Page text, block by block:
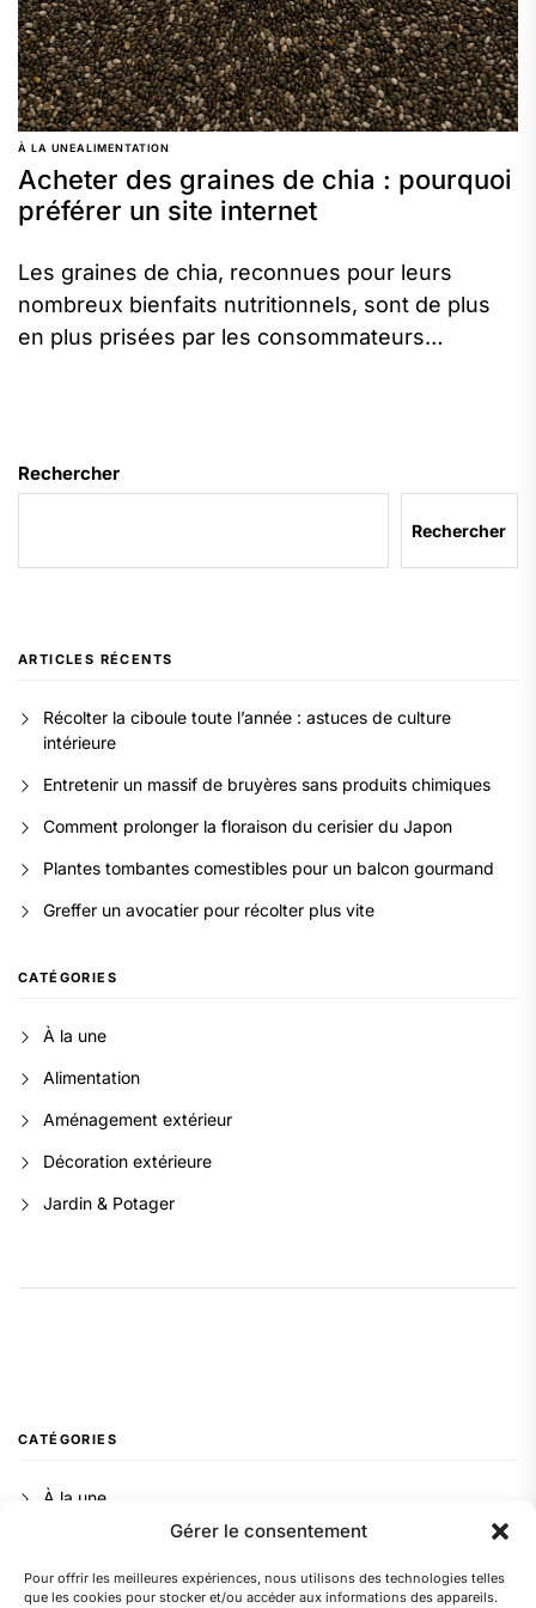
Gérer le consentement
Pour offrir les meilleures expériences, nous utilisons des technologies telles
que les cookies pour stocker et/ou accéder aux informations des appareils.
À LA UNEALIMENTATION
Acheter des graines de chia : pourquoi
préférer un site internet
Les graines de chia, reconnues pour leurs
nombreux bienfaits nutritionnels, sont de plus
en plus prisées par les consommateurs
Rechercher
Rechercher
ARTICLES RÉCENTS
Récolter la ciboule toute l’année : astuces de culture
intérieure
Entretenir un massif de bruyères sans produits chimiques
Comment prolonger la floraison du cerisier du Japon
Plantes tombantes comestibles pour un balcon gourmand
Greffer un avocatier pour récolter plus vite
CATÉGORIES
À la une
Alimentation
Aménagement extérieur
Décoration extérieure
Jardin & Potager
CATÉGORIES
À la une
Aménagement extérieur